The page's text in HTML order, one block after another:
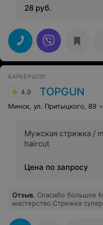
28 руб.
БАРБЕРШОП
4.9 TOPGUN
Минск, ул. Притыцкого, 89
Мужская стрижка /
haircut
Цена по запросу
Отзыв. Спасибо большое
мастерство.Стрижка